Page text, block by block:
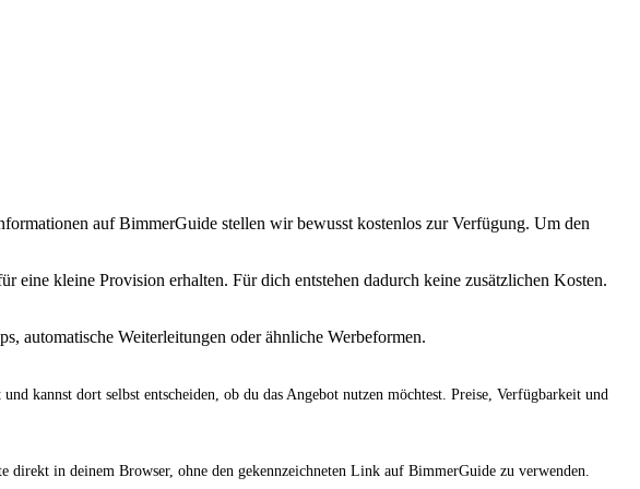
auf BimmerGuide stellen wir bewusst kostenlos zur Verfügung. Um den
eine kleine Provision erhalten. Für dich entstehen dadurch keine zusätzlichen Kosten.
automatische Weiterleitungen oder ähnliche Werbeformen.
kannst dort selbst entscheiden, ob du das Angebot nutzen möchtest. Preise, Verfügbarkeit und
in deinem Browser, ohne den gekennzeichneten Link auf BimmerGuide zu verwenden.